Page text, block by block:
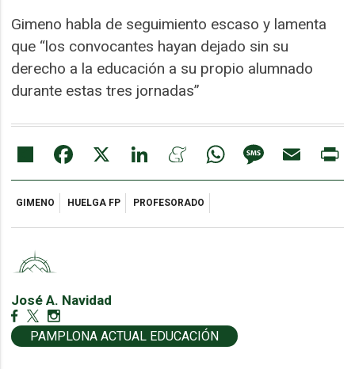
Gimeno habla de seguimiento escaso y lamenta
que “los convocantes hayan dejado sin su
derecho a la educación a su propio alumnado
durante estas tres jornadas”
Share Facebook LinkedIn MeneameWhatsAppMessageEmail
GIMENO HUELGA FP PROFESORADO
José A. Navidad
PAMPLONA ACTUAL EDUCACIÓN